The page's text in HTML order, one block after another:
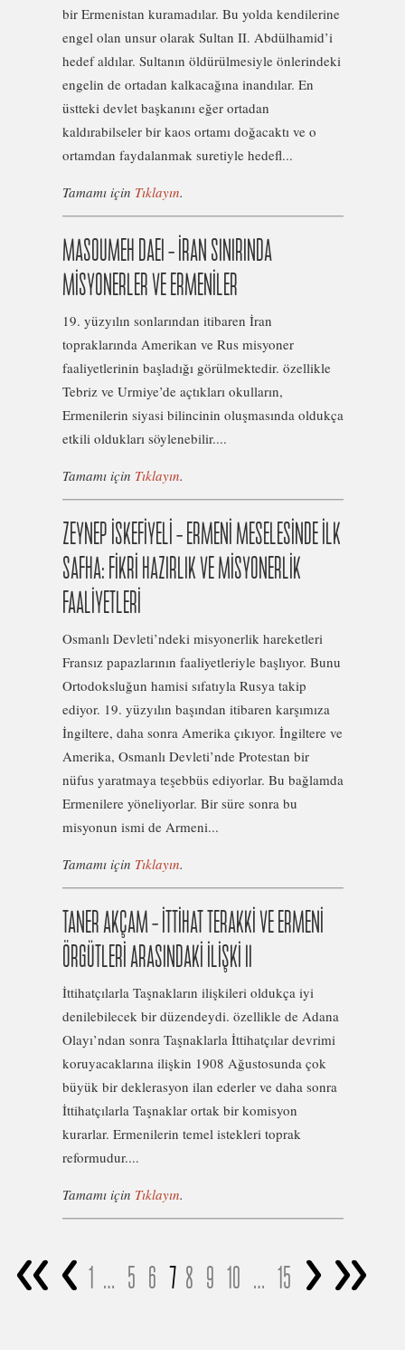
bir Ermenistan kuramadılar. Bu yolda kendilerine
engel olan unsur olarak Sultan II. Abdülhamid’i
hedef aldılar. Sultanın öldürülmesiyle önlerindeki
engelin de ortadan kalkacağına inandılar. En
üstteki devlet başkanını eğer ortadan
kaldırabilseler bir kaos ortamı doğacaktı ve o
ortamdan faydalanmak suretiyle hedefl...
Tamamı için Tıklayın.
MASOUMEH DAEI – İRAN SINIRINDA
MİSYONERLER VE ERMENİLER
19. yüzyılın sonlarından itibaren İran
topraklarında Amerikan ve Rus misyoner
faaliyetlerinin başladığı görülmektedir. özellikle
Tebriz ve Urmiye’de açtıkları okulların,
Ermenilerin siyasi bilincinin oluşmasında oldukça
etkili oldukları söylenebilir....
Tamamı için Tıklayın.
ZEYNEP İSKEFİYELİ – ERMENİ MESELESİNDE İLK
SAFHA: FİKRİ HAZIRLIK VE MİSYONERLİK
FAALİYETLERİ
Osmanlı Devleti’ndeki misyonerlik hareketleri
Fransız papazlarının faaliyetleriyle başlıyor. Bunu
Ortodoksluğun hamisi sıfatıyla Rusya takip
ediyor. 19. yüzyılın başından itibaren karşımıza
İngiltere, daha sonra Amerika çıkıyor. İngiltere ve
Amerika, Osmanlı Devleti’nde Protestan bir
nüfus yaratmaya teşebbüs ediyorlar. Bu bağlamda
Ermenilere yöneliyorlar. Bir süre sonra bu
misyonun ismi de Armeni...
Tamamı için Tıklayın.
TANER AKÇAM – İTTİHAT TERAKKİ VE ERMENİ
ÖRGÜTLERİ ARASINDAKİ İLİŞKİ II
İttihatçılarla Taşnakların ilişkileri oldukça iyi
denilebilecek bir düzendeydi. özellikle de Adana
Olayı’ndan sonra Taşnaklarla İttihatçılar devrimi
koruyacaklarına ilişkin 1908 Ağustosunda çok
büyük bir deklerasyon ilan ederler ve daha sonra
İttihatçılarla Taşnaklar ortak bir komisyon
kurarlar. Ermenilerin temel istekleri toprak
reformudur....
Tamamı için Tıklayın.
<<< 1 … 5 6 7 8 9 10 … 15 >>>